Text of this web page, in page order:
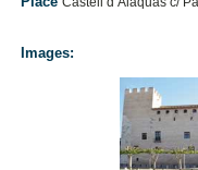
Images: